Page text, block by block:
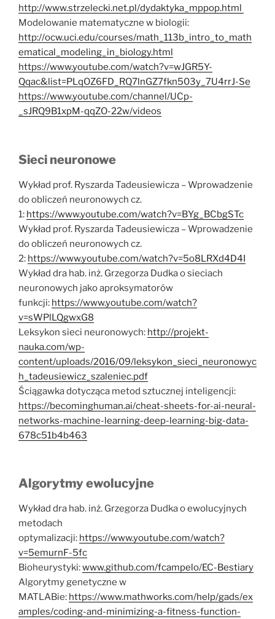
http://www.strzelecki.net.pl/dydaktyka_mppop.html
Modelowanie matematyczne w biologii:
http://ocw.uci.edu/courses/math_113b_intro_to_math
ematical_modeling_in_biology.html
https://www.youtube.com/watch?v=wJGR5Y-
Qqac&list=PLqOZ6FD_RQ7lnGZ7fkn503y_7U4rrJ-Se
https://www.youtube.com/channel/UCp-
_sJRQ9B1xpM-qqZO-22w/videos
Sieci neuronowe
Wykład prof. Ryszarda Tadeusiewicza – Wprowadzenie
do obliczeń neuronowych cz.
1: https://www.youtube.com/watch?v=BYg_BCbgSTc
Wykład prof. Ryszarda Tadeusiewicza – Wprowadzenie
do obliczeń neuronowych cz.
2: https://www.youtube.com/watch?v=5o8LRXd4D4I
Wykład dra hab. inż. Grzegorza Dudka o sieciach
neuronowych jako aproksymatorów
funkcji: https://www.youtube.com/watch?
v=sWPlLQgwxG8
Leksykon sieci neuronowych: http://projekt-
nauka.com/wp-
content/uploads/2016/09/leksykon_sieci_neuronowyc
h_tadeusiewicz_szaleniec.pdf
Ściągawka dotycząca metod sztucznej inteligencji:
https://becominghuman.ai/cheat-sheets-for-ai-neural-
networks-machine-learning-deep-learning-big-data-
678c51b4b463
Algorytmy ewolucyjne
Wykład dra hab. inż. Grzegorza Dudka o ewolucyjnych
metodach
optymalizacji: https://www.youtube.com/watch?
v=5emurnF-5fc
Bioheurystyki:www.github.com/fcampelo/EC-Bestiary
Algorytmy genetyczne w
MATLABie: https://www.mathworks.com/help/gads/ex
amples/coding-and-minimizing-a-fitness-function-